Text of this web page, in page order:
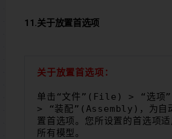
11.关于放置首选项
关于放置首选项：
单击“文件”(File) > “选项
> “装配”(Assembly)，为自
置首选项。您所设置的首选项
所有模型。